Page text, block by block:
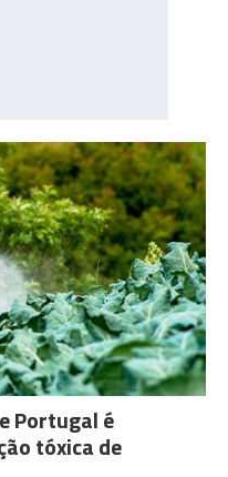
Portugal é
tóxica de